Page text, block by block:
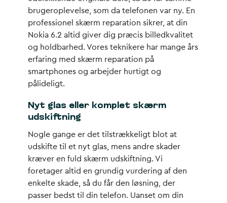
brugeroplevelse, som da telefonen var ny. En
professionel skærm reparation sikrer, at din
Nokia 6.2 altid giver dig præcis billedkvalitet
og holdbarhed. Vores teknikere har mange års
erfaring med skærm reparation på
smartphones og arbejder hurtigt og
pålideligt.
Nyt glas eller komplet skærm
udskiftning
Nogle gange er det tilstrækkeligt blot at
udskifte til et nyt glas, mens andre skader
kræver en fuld skærm udskiftning. Vi
foretager altid en grundig vurdering af den
enkelte skade, så du får den løsning, der
passer bedst til din telefon. Uanset om din